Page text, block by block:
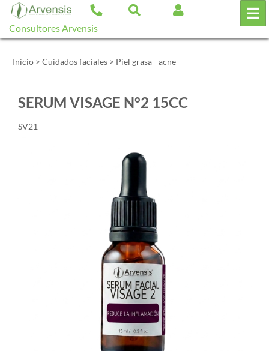
Consultores Arvensis
Inicio > Cuidados faciales > Piel grasa - acne
SERUM VISAGE N°2 15CC
SV21